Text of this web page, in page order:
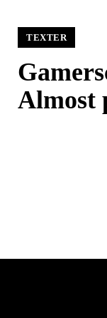
TEXTER
Almost